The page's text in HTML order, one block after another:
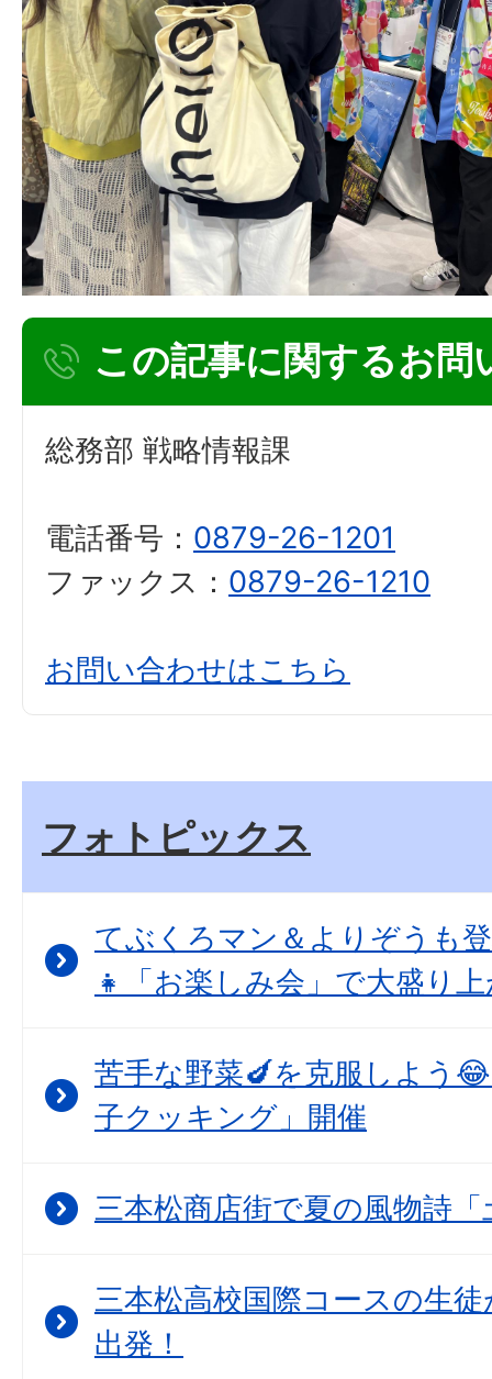
この記事に関するお問
総務部 戦略情報課
電話番号： 0879-26-1201
ファックス： 0879-26-1210
お問い合わせはこちら
フォトピックス
てぶくろマン＆よりぞうも
👧「お楽しみ会」で大盛り
苦手な野菜🍆を克服しよう
子クッキング」開催
三本松商店街で夏の風物詩
三本松高校国際コースの生
出発！